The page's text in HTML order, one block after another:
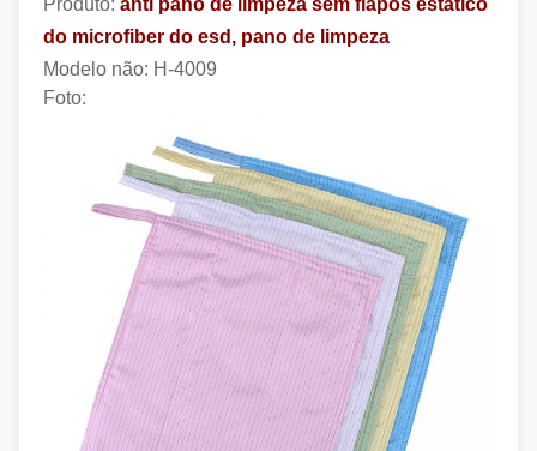
Produto: anti pano de limpeza sem fiapos estático
do microfiber do esd, pano de limpeza
Modelo não: H-4009
Foto: